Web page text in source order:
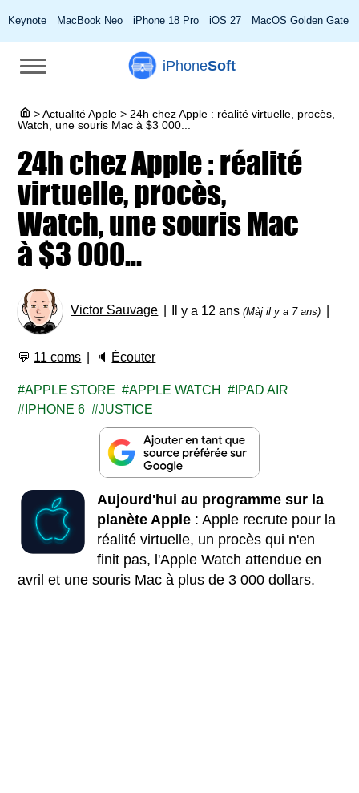
Keynote MacBook Neo iPhone 18 Pro iOS 27 MacOS Golden Gate
iPhoneSoft
> Actualité Apple > 24h chez Apple : réalité virtuelle, procès,
Watch, une souris Mac à $3 000...
24h chez Apple : réalité
virtuelle, procès,
Watch, une souris Mac
à $3 000...
Victor Sauvage Il y a 12 ans(Màj il y a 7 ans)
💬 11 coms 🔈 Écouter
APPLE STORE APPLE WATCH
IPAD AIR
IPHONE 6
JUSTICE
Aujourd'hui au programme sur la
planète Apple : Apple recrute pour la
réalité virtuelle, un procès qui n'en
finit pas, l'Apple Watch attendue en
avril et une souris Mac à plus de 3 000 dollars.